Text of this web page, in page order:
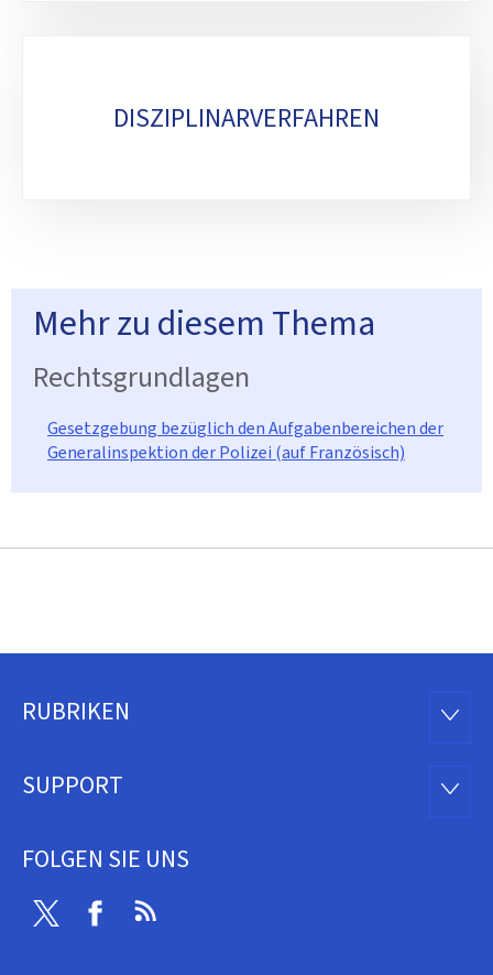
DISZIPLINARVERFAHREN
Mehr zu diesem Thema
Rechtsgrundlagen
Gesetzgebung bezüglich den Aufgabenbereichen der
Generalinspektion der Polizei (auf Französisch)
Footer
RUBRIKEN
SUPPORT
FOLGEN SIE UNS
Twitter Facebook